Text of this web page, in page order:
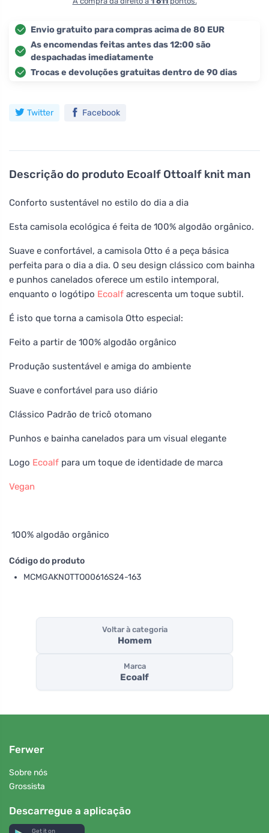
Descrição do produto Ecoalf Ottoalf knit man
Conforto sustentável no estilo do dia a dia
Esta camisola ecológica é feita de 100% algodão orgânico.
Suave e confortável, a camisola Otto é a peça básica
perfeita para o dia a dia. O seu design clássico com bainha
e punhos canelados oferece um estilo intemporal,
enquanto o logótipo Ecoalf acrescenta um toque subtil.
É isto que torna a camisola Otto especial:
Feito a partir de 100% algodão orgânico
Produção sustentável e amiga do ambiente
Suave e confortável para uso diário
Clássico Padrão de tricô otomano
Punhos e bainha canelados para um visual elegante
Logo Ecoalf para um toque de identidade de marca
Vegan
100% algodão orgânico
Código do produto
MCMGAKNOTTO00616S24-163
Envio gratuito para compras acima de 80 EUR
As encomendas feitas antes das 12:00 são
despachadas imediatamente
Trocas e devoluções gratuitas dentro de 90 dias
Twitter Facebook
Voltar à categoria
Homem
Marca
Ecoalf
Ferwer
Sobre nós
Grossista
Descarregue a aplicação
Get it on